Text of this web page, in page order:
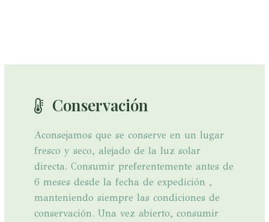
Conservación
Aconsejamos que se conserve en un lugar
fresco y seco, alejado de la luz solar
directa. Consumir preferentemente antes de
6 meses desde la fecha de expedición ,
manteniendo siempre las condiciones de
conservación. Una vez abierto, consumir